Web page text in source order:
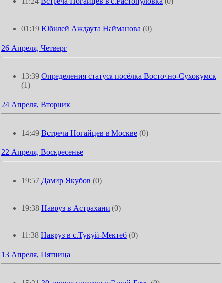
01:19 Юбилей Аждаута Найманова (0)
26 Апреля, Четверг
13:39 Определения статуса посёлка Восточно-Сухокумск
(1)
24 Апреля, Вторник
14:49 Встреча Ногайцев в Москве (0)
22 Апреля, Воскресенье
19:57 Дамир Якубов (0)
19:38 Навруз в Астрахани (0)
11:38 Навруз в с.Тукуй-Мектеб (0)
13 Апреля, Пятница